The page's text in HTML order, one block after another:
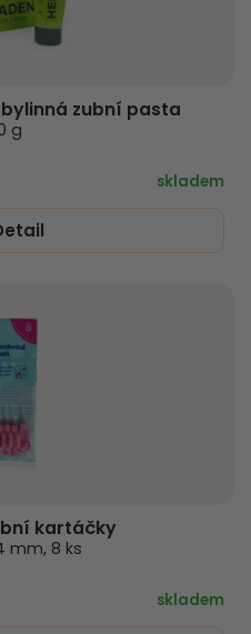
zubní pasta
g
skladem
kartáčky
mm, 8 ks
skladem